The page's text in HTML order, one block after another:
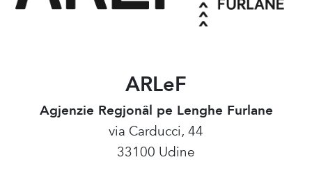
ARLeF
Agjenzie Regjonâl pe Lenghe Furlane
via Carducci, 44
33100 Udine